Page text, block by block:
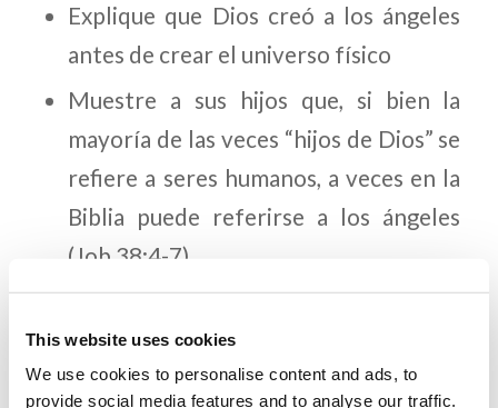
This website uses cookies
We use cookies to personalise content and ads, to
provide social media features and to analyse our traffic.
Explique que Dios creó a los ángeles
antes de crear el universo físico
Muestre a sus hijos que, si bien la
mayoría de las veces “hijos de Dios” se
refiere a seres humanos, a veces en la
Biblia puede referirse a los ángeles
(Job 38:4-7).
Pregunte a sus hijos qué cosas de la
creación de Dios disfrutan más.
Ayúdelos a que comprendan, de una